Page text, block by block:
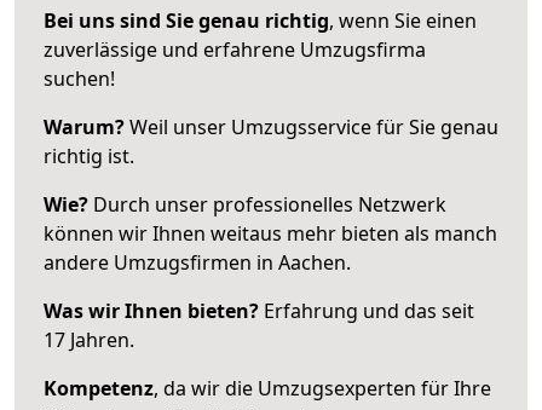
Bei uns sind Sie genau richtig, wenn Sie einen
zuverlässige und erfahrene Umzugsfirma
suchen!
Warum?Weil unser Umzugsservice für Sie genau
richtig ist.
Wie? Durch unser professionelles Netzwerk
können wir Ihnen weitaus mehr bieten als manch
andere Umzugsfirmen in Aachen.
Was wir Ihnen bieten? Erfahrung und das seit
17 Jahren.
Kompetenz, da wir die Umzugsexperten für Ihre